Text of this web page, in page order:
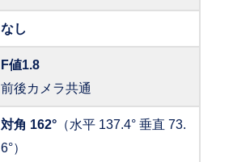
なし
F値1.8
前後カメラ共通
対角 162° （水平 137.4° 垂直 73.
6°）